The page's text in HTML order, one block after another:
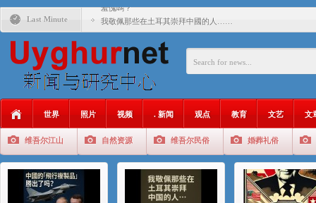
Last Minute
羞愧嗎？
我敬佩那些在土耳其崇拜中國的人……
基辛格与中国：50 年的爱与背叛
年的百年關係
大一统情结使魏京生失去理智 / 伊利夏提
伊利夏提：在自责与内疚中的挣扎
伊利夏提：消失在集中营的红衣女孩
伊利夏提：维吾尔种族灭绝
世界 照片 视频 . 新闻 观点 教育 文艺 文
维吾尔江山 自然资源 维吾尔民俗 婚葬礼俗